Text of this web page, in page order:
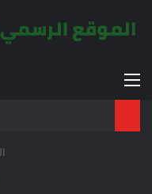
القائمة